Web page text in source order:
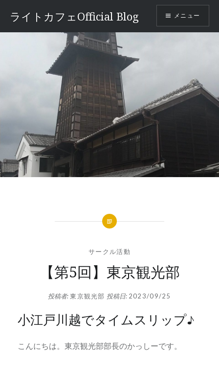
テ
ライトカフェOfficial Blog メニュー
サークル活動
【第5回】東京観光部
投稿者:東京観光部 投稿日: 2023/09/25
小江戸川越でタイムスリップ♪
こんにちは。東京観光部部長のかっしーです。